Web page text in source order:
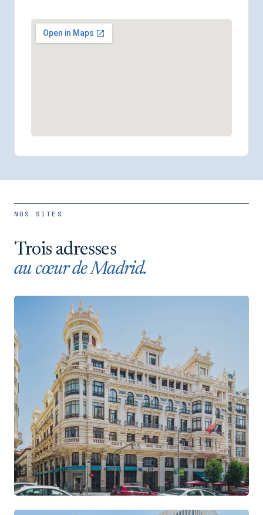
NOS SITES
Trois adresses
au cœur de Madrid.